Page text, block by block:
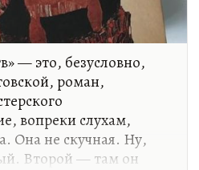
— это, безусловно,
роман,
вопреки слухам,
Она не скучная. Ну,
Второй — там он